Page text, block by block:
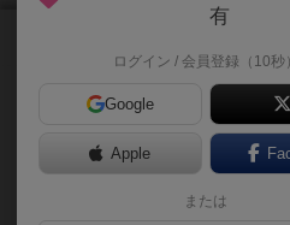
『Dahlgaard's Gifts』は『
セットを初プレイする時から採用
ます。基本セットでは 4種類の場
類ずつ用意されていた‘特別割り当
有
ログイン / 会員登録（10秒）
Google
Apple
または